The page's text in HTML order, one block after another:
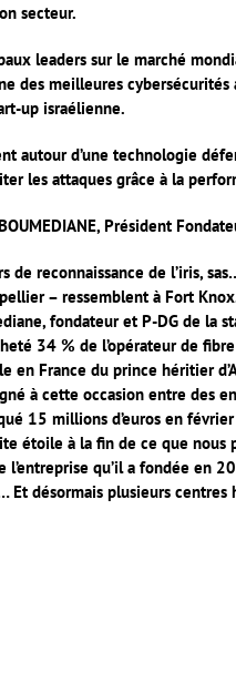
secteur.
leaders sur le marché
des meilleures cybersécurités
up israélienne.
autour d’une technologie
les attaques grâce à la
Président
de reconnaissance de l’iris,
– ressemblent à Fort
fondateur et P-DG de la
34 % de l’opérateur de
en France du prince héritier
à cette occasion entre des
15 millions d’euros en
étoile à la fin de ce que nous
l’entreprise qu’il a fondée en
Et désormais plusieurs centres